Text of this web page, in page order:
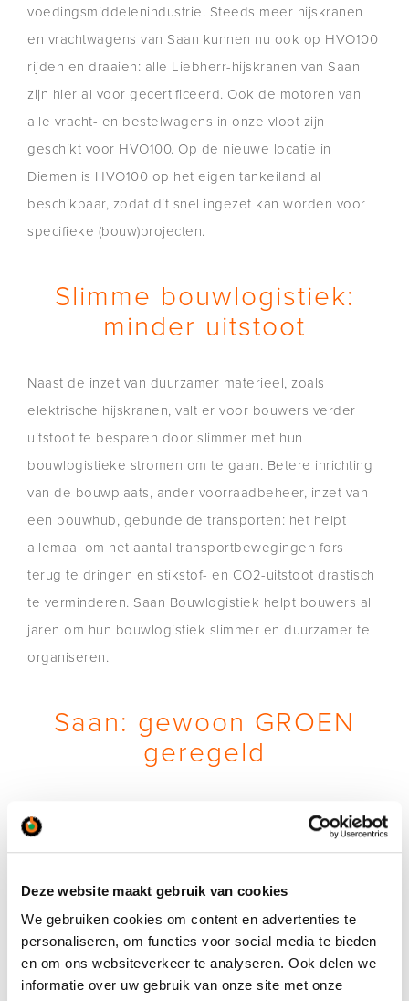
Deze website maakt gebruik van cookies
We gebruiken cookies om content en advertenties te
personaliseren, om functies voor social media te bieden
en om ons websiteverkeer te analyseren. Ook delen we
informatie over uw gebruik van onze site met onze
voedingsmiddelenindustrie. Steeds meer hijskranen
en vrachtwagens van Saan kunnen nu ook op HVO100
rijden en draaien: alle Liebherr-hijskranen van Saan
zijn hier al voor gecertificeerd. Ook de motoren van
alle vracht- en bestelwagens in onze vloot zijn
geschikt voor HVO100. Op de nieuwe locatie in
Diemen is HVO100 op het eigen tankeiland al
beschikbaar, zodat dit snel ingezet kan worden voor
specifieke (bouw)projecten.
Slimme bouwlogistiek:
minder uitstoot
Naast de inzet van duurzamer materieel, zoals
elektrische hijskranen, valt er voor bouwers verder
uitstoot te besparen door slimmer met hun
bouwlogistieke stromen om te gaan. Betere inrichting
van de bouwplaats, ander voorraadbeheer, inzet van
een bouwhub, gebundelde transporten: het helpt
allemaal om het aantal transportbewegingen fors
terug te dringen en stikstof- en CO2-uitstoot drastisch
te verminderen. Saan Bouwlogistiek helpt bouwers al
jaren om hun bouwlogistiek slimmer en duurzamer te
organiseren.
Saan: gewoon GROEN
geregeld
huren, HVO100 inzetten of je bouwlogistieke proces
Saan zijn de dingen niet alleen Gewoon goed
geregeld, ze zijn ook gewoon GROEN geregeld!
Bel ons: 020 – 660 60 34, of mail ons:kranen@saan.nl